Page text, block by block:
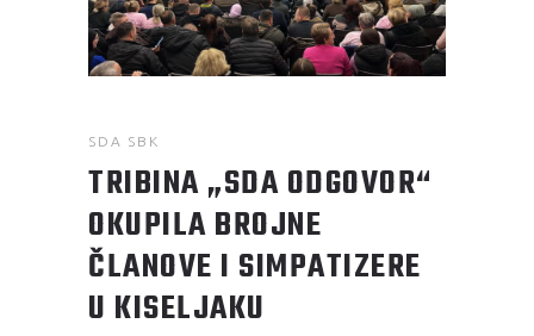
SDA SBK
TRIBINA „SDA ODGOVOR“
OKUPILA BROJNE
ČLANOVE I SIMPATIZERE
U KISELJAKU